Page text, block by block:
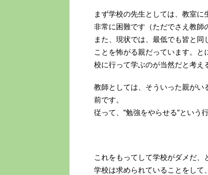
まず学校の先生としては、教室
非常に困難です（ただでさえ教師
また、現状では、最低でも皆と
ことを怖がる親だっています。
校に行って学ぶのが当然だと考え
教師としては、そういった親がい
前です。
従って、”勉強をやらせる”という
これをもってして学校がダメだ、
学校は求められていることをし